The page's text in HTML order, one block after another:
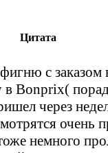
Цитата
с заказом
в Bonprix(
через
очень
немного